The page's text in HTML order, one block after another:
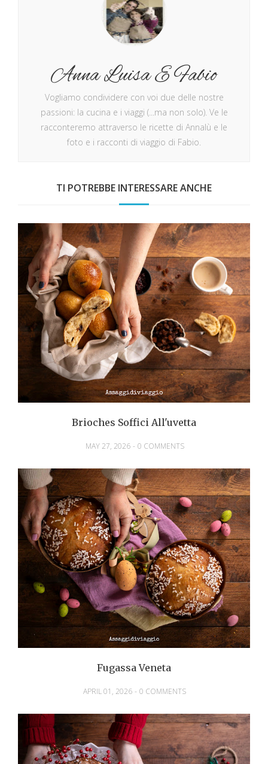
Anna Luisa E Fabio
Vogliamo condividere con voi due delle nostre
passioni: la cucina e i viaggi (...ma non solo). Ve le
racconteremo attraverso le ricette di Annalù e le
foto e i racconti di viaggio di Fabio.
TI POTREBBE INTERESSARE ANCHE
Brioches Soffici All'uvetta
MAY 27, 2026 - 0 COMMENTS
Fugassa Veneta
APRIL 01, 2026 - 0 COMMENTS